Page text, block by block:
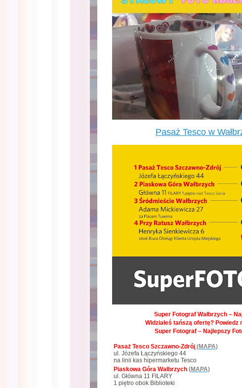
Pasaż Tesco w
Super Fotograf Wałbrzych –
Widziałeś tańszą ofertę? Powiedz
Super Fotograf – Najlepszy
Pasaż Tesco Szczawno-Zdrój (MAPA)
ul. Józefa Łączyńskiego 44
na linii kas hipermarketu Tesco
Piaskowa Góra Wałbrzych (MAPA)
ul. Główna 11 FILARY
1 piętro obok Biblioteki